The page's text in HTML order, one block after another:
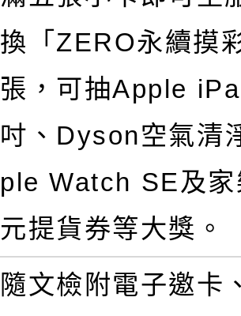
換「ZERO永續摸
張，可抽Apple
吋、Dyson空氣清
ple Watch SE及
元提貨券等大獎。
隨文檢附電子邀卡